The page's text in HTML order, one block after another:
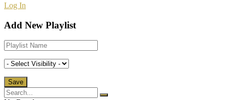
Log In
Add New Playlist